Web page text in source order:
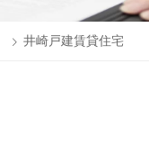
井崎戸建賃貸住宅